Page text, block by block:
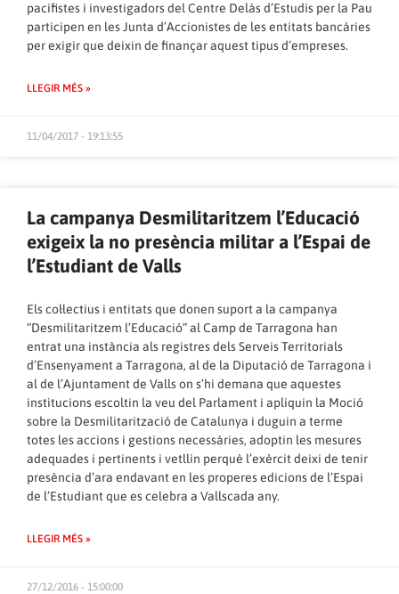
pacifistes i investigadors del Centre Delàs d’Estudis per la Pau
participen en les Junta d’Accionistes de les entitats bancàries
per exigir que deixin de finançar aquest tipus d’empreses.
LLEGIR MÉS »
11/04/2017 - 19:13:55
La campanya Desmilitaritzem l’Educació
exigeix la no presència militar a l’Espai de
l’Estudiant de Valls
Els col·lectius i entitats que donen suport a la campanya
“Desmilitaritzem l’Educació” al Camp de Tarragona han
entrat una instància als registres dels Serveis Territorials
d’Ensenyament a Tarragona, al de la Diputació de Tarragona i
al de l’Ajuntament de Valls on s’hi demana que aquestes
institucions escoltin la veu del Parlament i apliquin la Moció
sobre la Desmilitarització de Catalunya i duguin a terme
totes les accions i gestions necessàries, adoptin les mesures
adequades i pertinents i vetllin perquè l’exèrcit deixi de tenir
presència d’ara endavant en les properes edicions de l’Espai
de l’Estudiant que es celebra a Vallscada any.
LLEGIR MÉS »
27/12/2016 - 15:00:00